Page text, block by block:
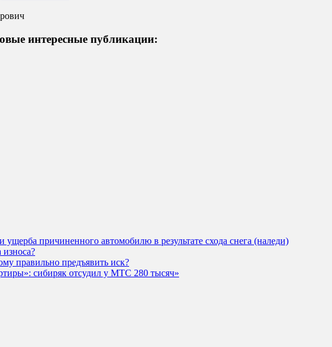
интересные публикации:
ущерба причиненного автомобилю в результате схода снега (наледи)
правильно предъявить иск?
сибиряк отсудил у МТС 280 тысяч»